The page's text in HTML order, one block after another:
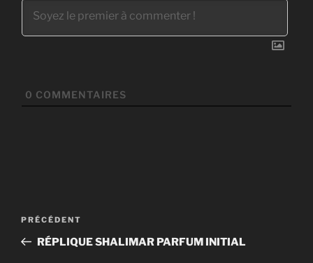
0 COMMENTAIRES
Navigation
l’article
Article
précédent
PRÉCÉDENT
RÉPLIQUE SHALIMAR PARFUM INITIAL